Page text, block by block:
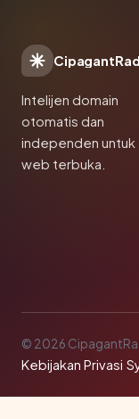
Intelijen domain
otomatis dan
independen untuk
web terbuka.
© 2026
Kebijakan Privasi·